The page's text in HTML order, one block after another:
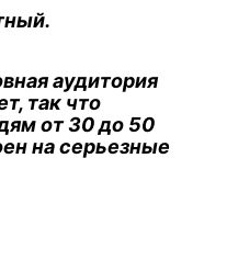
аудитория
так что
от 30 до 50
на серьезные